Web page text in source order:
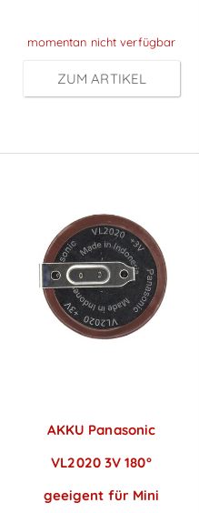
momentan nicht verfügbar
ZUM ARTIKEL
AKKU Panasonic
VL2020 3V 180°
geeigent für Mini